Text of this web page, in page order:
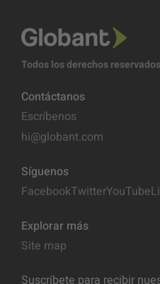
Todos los derechos
Contáctanos
Escríbenos
hi@globant.com
Síguenos
FacebookTwitterYouTube
Explorar más
Site map
Suscríbete para recibir